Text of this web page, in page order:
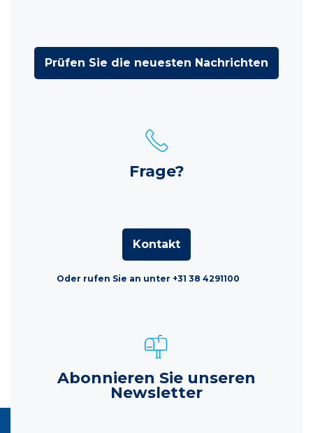
Prüfen Sie die neuesten Nachrichten
Frage?
Kontakt
Oder rufen Sie an unter +31 38 4291100
Abonnieren Sie unseren
Newsletter